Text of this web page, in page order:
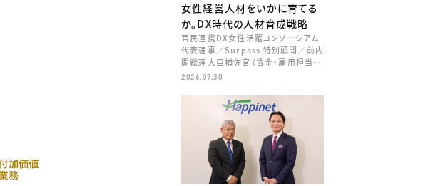
女性経営人材をいかに育てる
か。DX時代の人材育成戦略
官民連携DX女性活躍コンソーシアム
代表理事／Surpass 特別顧問／前内
閣総理大臣補佐官（賃金・雇用担当）
矢田 稚子
2026.07.30